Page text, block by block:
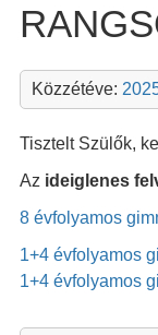
Közzétéve:
Tisztelt Szülők,
Az ideiglenes
8 évfolyamos
1+4 évfolyamos
1+4 évfolyamos